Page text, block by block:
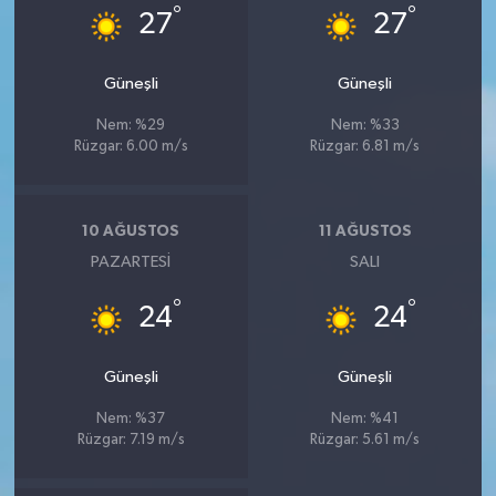
27°
Güneşli
Nem: %29
Rüzgar: 6.00 m/s
27°
Güneşli
Nem: %33
Rüzgar: 6.81 m/s
10 AĞUSTOS
PAZARTESI
24°
Güneşli
Nem: %37
Rüzgar: 7.19 m/s
11 AĞUSTOS
SALI
24°
Güneşli
Nem: %41
Rüzgar: 5.61 m/s